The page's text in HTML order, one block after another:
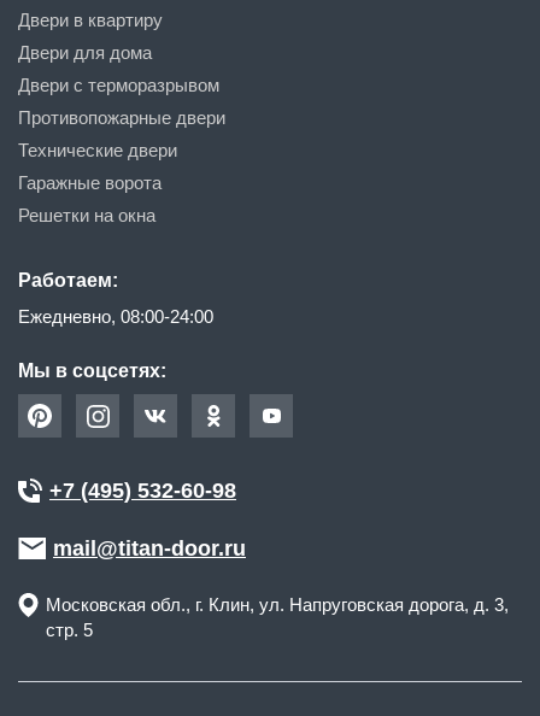
Двери в квартиру
Двери для дома
Двери с терморазрывом
Противопожарные двери
Технические двери
Гаражные ворота
Решетки на окна
Работаем:
Ежедневно, 08:00-24:00
Мы в соцсетях:
+7 (495) 532-60-98
mail@titan-door.ru
Московская обл., г. Клин, ул. Напруговская дорога, д. 3,
стр. 5